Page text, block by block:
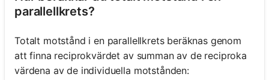
parallellkrets?
Totalt motstånd i en parallellkrets beräknas genom
att finna reciprokvärdet av summan av de reciproka
värdena av de individuella motstånden: